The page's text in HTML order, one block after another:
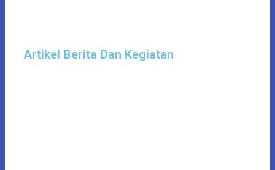
Artikel Berita Dan Kegiatan